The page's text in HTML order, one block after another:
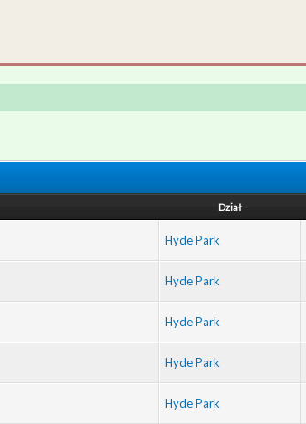
Dział
Hyde Park
Hyde Park
Hyde Park
Hyde Park
Hyde Park